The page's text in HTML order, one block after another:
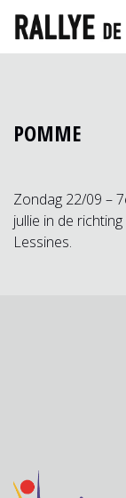
POMME
Zondag 22/09 –
jullie in de
Lessines.